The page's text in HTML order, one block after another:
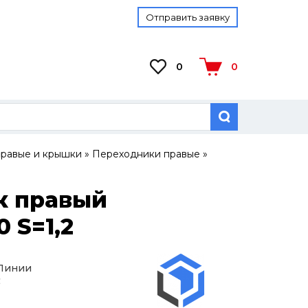
Отправить заявку
0 0
и крышки » Переходники правые »
правый
S=1,2